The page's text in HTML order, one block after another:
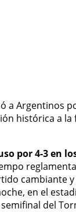
por 4-3 en
cambiante
en el
del